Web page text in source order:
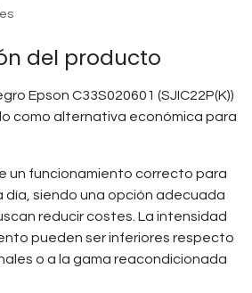
del producto
Epson C33S020601 (SJIC22P(K))
como alternativa económica para
un funcionamiento correcto para
día, siendo una opción adecuada
reducir costes. La intensidad
pueden ser inferiores respecto
o a la gama reacondicionada